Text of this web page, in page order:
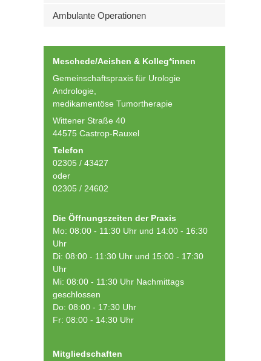
Ambulante Operationen
Meschede/Aeishen & Kolleg*innen
Gemeinschaftspraxis für Urologie
Andrologie,
medikamentöse Tumortherapie
Wittener Straße 40
44575 Castrop-Rauxel
Telefon
02305 / 43427
oder
02305 / 24602
Die Öffnungszeiten der Praxis
Mo: 08:00 - 11:30 Uhr und 14:00 - 16:30
Uhr
Di: 08:00 - 11:30 Uhr und 15:00 - 17:30
Uhr
Mi: 08:00 - 11:30 Uhr Nachmittags
geschlossen
Do: 08:00 - 17:30 Uhr
Fr: 08:00 - 14:30 Uhr
Mitgliedschaften